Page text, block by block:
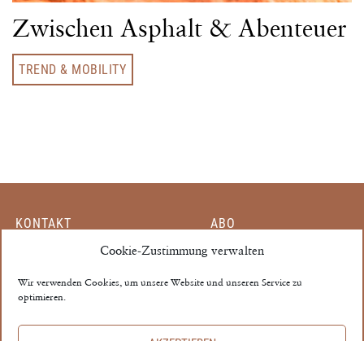
Cookie-Zustimmung verwalten
Wir verwenden Cookies, um unsere Website und unseren Service zu
optimieren.
Zwischen Asphalt & Abenteuer
TREND & MOBILITY
KONTAKT
PARTNER
MEDIADATEN
ABO
EINZELHEFT
MEIN KONTO